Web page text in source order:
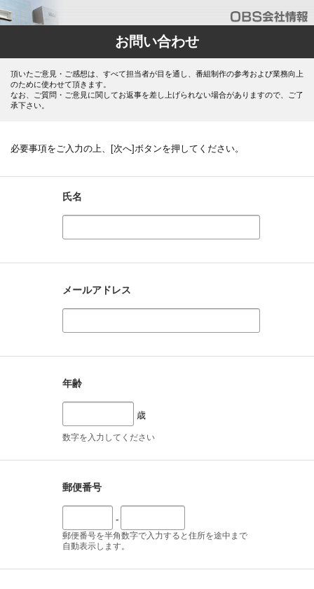
お問い合わせ
頂いたご意見・ご感想は、すべて担当者が目を通し、番組制作の参考および業務向上
のために使わせて頂きます。
なお、ご質問・ご意見に関してお返事を差し上げられない場合がありますので、ご了
承下さい。
必要事項をご入力の上、[次へ]ボタンを押してください。
氏名
メールアドレス
年齢
歳
数字を入力してください
郵便番号
-
郵便番号を半角数字で入力すると住所を途中まで
自動表示します。